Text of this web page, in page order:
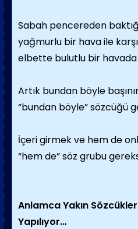
Sabah pencereden
yağmurlu bir hava ile
elbette bulutlu bir havada
Artık bundan böyle
“bundan böyle” sözcüğü
İçeri girmek ve hem de
“hem de” söz grubu
Anlamca Yakın
Yapılıyor…